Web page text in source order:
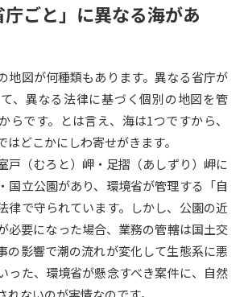
格認定
大学研究 大学検索
特徴を調べる
特集
国際・グローバルに強い大学特
集
奨学金・特待生制度特集
進路の３択
ごと」に異なる海があ
地図が何種類もあります。異なる省庁が
、異なる法律に基づく個別の地図を管
らです。とは言え、海は1つですから、
どこかにしわ寄せがきます。
戸（むろと）岬・足摺（あしずり）岬に
国立公園があり、環境省が管理する「自
律で守られています。しかし、公園の近
必要になった場合、業務の管轄は国土交
の影響で潮の流れが変化して生態系に悪
った、環境省が懸念すべき案件に、自然